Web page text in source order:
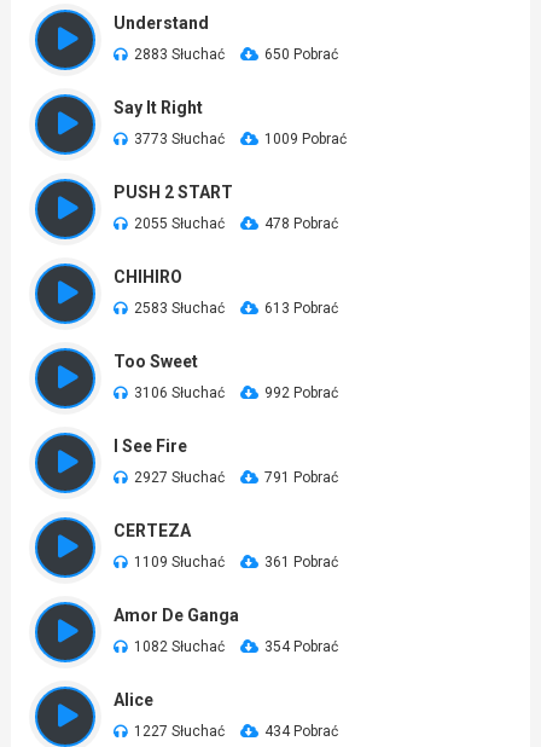
Understand
2883 Słuchać 650 Pobrać
Say It Right
3773 Słuchać 1009 Pobrać
PUSH 2 START
2055 Słuchać 478 Pobrać
CHIHIRO
2583 Słuchać 613 Pobrać
Too Sweet
3106 Słuchać 992 Pobrać
I See Fire
2927 Słuchać 791 Pobrać
CERTEZA
1109 Słuchać 361 Pobrać
Amor De Ganga
1082 Słuchać 354 Pobrać
Alice
1227 Słuchać 434 Pobrać